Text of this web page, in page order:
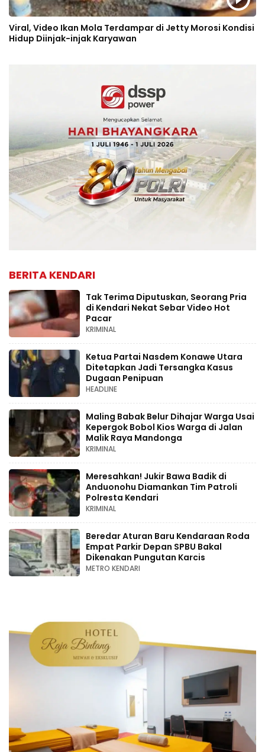
Viral, Video Ikan Mola Terdampar di Jetty Morosi Kondisi
Hidup Diinjak-injak Karyawan
BERITA KENDARI
Tak Terima Diputuskan, Seorang Pria
di Kendari Nekat Sebar Video Hot
Pacar
KRIMINAL
Ketua Partai Nasdem Konawe Utara
Ditetapkan Jadi Tersangka Kasus
Dugaan Penipuan
HEADLINE
Maling Babak Belur Dihajar Warga Usai
Kepergok Bobol Kios Warga di Jalan
Malik Raya Mandonga
KRIMINAL
Meresahkan! Jukir Bawa Badik di
Anduonohu Diamankan Tim Patroli
Polresta Kendari
KRIMINAL
Beredar Aturan Baru Kendaraan Roda
Empat Parkir Depan SPBU Bakal
Dikenakan Pungutan Karcis
METRO KENDARI